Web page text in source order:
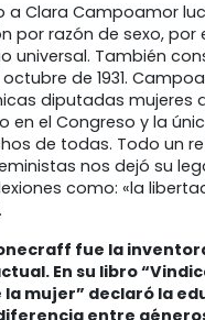
a Clara Campoamor
por razón de sexo, por
universal. También
octubre de 1931.
diputadas mujeres
en el Congreso y la
de todas. Todo un
nos dejó su
como: «la
fue la
En su libro
la mujer” declaró la